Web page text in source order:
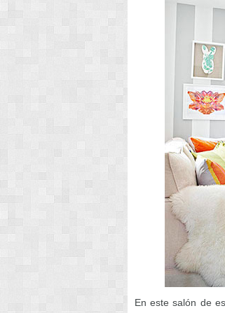
En este salón de